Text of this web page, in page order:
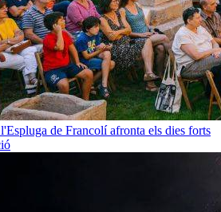
de Francolí afronta els dies forts